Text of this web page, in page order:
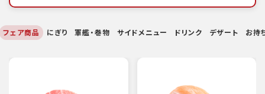
フェア商品 にぎり 軍艦・巻物 サイドメニュー ドリンク デザート お持